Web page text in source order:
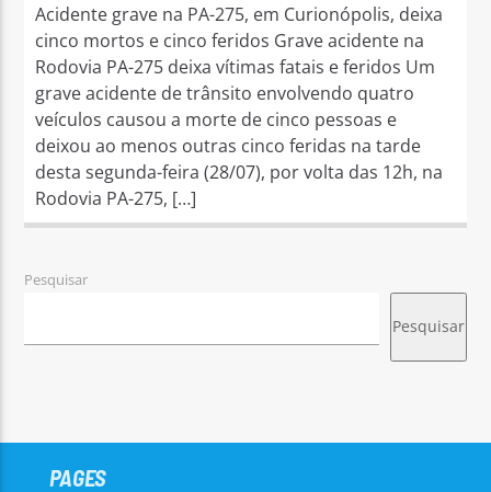
Acidente grave na PA-275, em Curionópolis, deixa
cinco mortos e cinco feridos Grave acidente na
Rodovia PA-275 deixa vítimas fatais e feridos Um
grave acidente de trânsito envolvendo quatro
veículos causou a morte de cinco pessoas e
deixou ao menos outras cinco feridas na tarde
desta segunda-feira (28/07), por volta das 12h, na
Rodovia PA-275, […]
Pesquisar
Pesquisar
PAGES